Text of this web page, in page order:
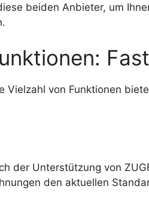
beiden Anbieter, um
Vielzahl von Funktionen
der Unterstützung von
den aktuellen